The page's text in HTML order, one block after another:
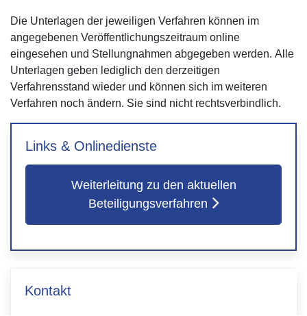
Die Unterlagen der jeweiligen Verfahren können im
angegebenen Veröffentlichungszeitraum online
eingesehen und Stellungnahmen abgegeben werden. Alle
Unterlagen geben lediglich den derzeitigen
Verfahrensstand wieder und können sich im weiteren
Verfahren noch ändern. Sie sind nicht rechtsverbindlich.
Links & Onlinedienste
Weiterleitung zu den aktuellen
Beteiligungsverfahren
Kontakt